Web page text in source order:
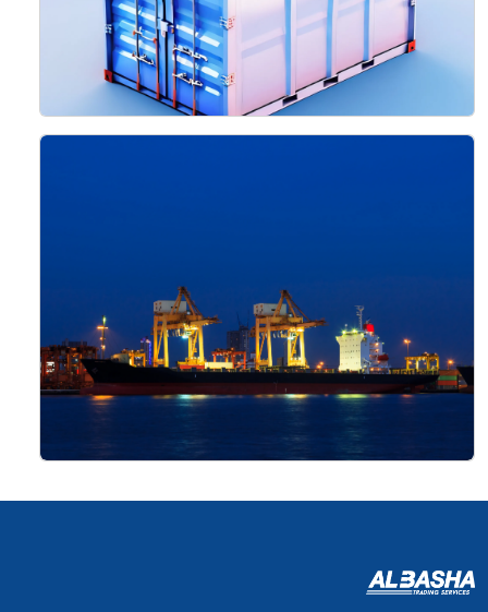
شحن المبردات والمجمدات
خدمات الشحن البحري
خيارات مرنة لجميع أحجام البضائع، مما يضمن الوصول العالمي